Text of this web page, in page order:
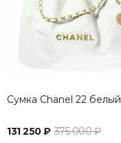
Сумка Chanel 22 белый
131 250 ₽ 375 000 ₽